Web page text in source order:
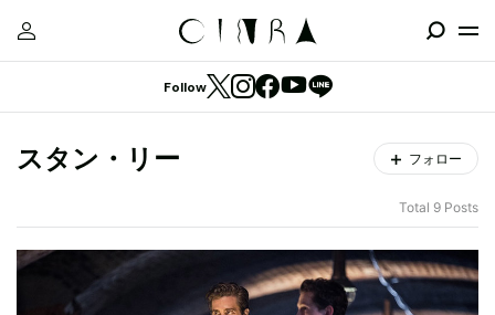
Follow
スタン・リー フォロー
Total 9 Posts